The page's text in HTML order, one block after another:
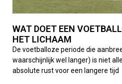
WAT DOET EEN
HET LICHAAM
De voetballoze periode die
waarschijnlijk wel langer) is niet
absolute rust voor een langere tijd